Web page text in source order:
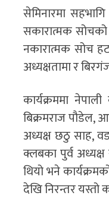
सेमिनारमा
सकारात्मक
नकारात्मक सोच
अध्यक्षतामा र
कार्यक्रममा
बिक्रमराज पौडेल,
अध्यक्ष छठु साह,
क्लबका पुर्व
थियो भने
देखि निरन्तर यस्तो